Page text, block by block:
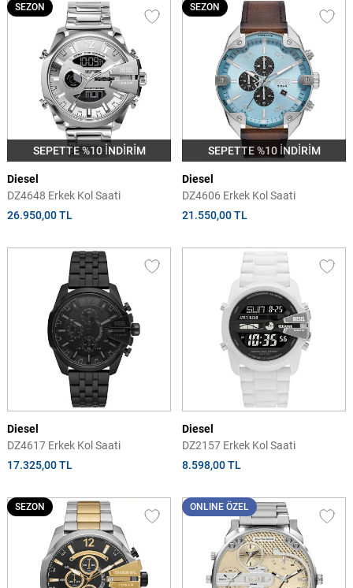
SEPETTE %10 İNDİRİM
SEZON
Diesel
DZ4648 Erkek Kol Saati
26.950,00 TL
SEPETTE %10 İNDİRİM
SEZON
Diesel
DZ4606 Erkek Kol Saati
21.550,00 TL
Diesel
DZ4617 Erkek Kol Saati
17.325,00 TL
Diesel
DZ2157 Erkek Kol Saati
8.598,00 TL
SEZON ONLINE ÖZEL